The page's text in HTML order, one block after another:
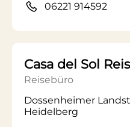
06221 914592
Casa del Sol
Reisebüro
Dossenheimer
Heidelberg